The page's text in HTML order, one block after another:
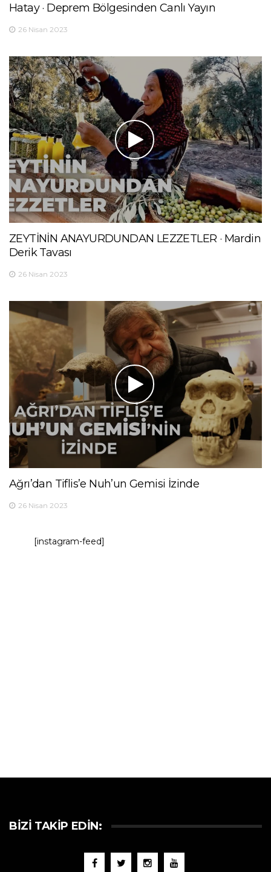
Hatay · Deprem Bölgesinden Canlı Yayın
26 Nisan 2023
ZEYTİNİN ANAYURDUNDAN LEZZETLER · Mardin
Derik Tavası
26 Nisan 2023
Ağrı’dan Tiflis’e Nuh’un Gemisi İzinde
26 Nisan 2023
[instagram-feed]
BIZI TAKIP EDIN: